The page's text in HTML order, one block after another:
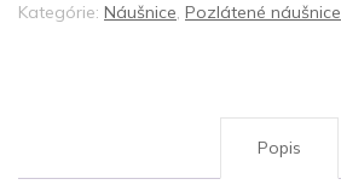
Kategórie: Náušnice, Pozlátené náušnice
Popis